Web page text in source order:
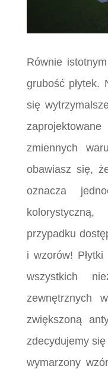
Równie
grubość płytek.
się
zmiennych
obawiasz się,
oznacza
przypadku
i wzorów!
wszystkich
zewnętrznych
zwiększoną
zdecydujemy
wymarzony